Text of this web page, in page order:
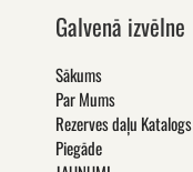
Galvenā izvēlne
Sākums
Par Mums
Rezerves daļu Katalogs
Piegāde